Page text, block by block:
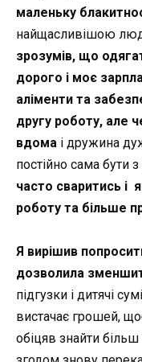
маленьку
найщасливішою
зрозумів, що
дорого і моє
аліменти та
другу роботу, але
вдома і дружина
постійно сама бути
часто сваритись і
роботу та більше
Я вирішив
дозволила
підгузки і дитячі
вистачає грошей,
обіцяв знайти